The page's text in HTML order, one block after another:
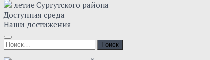
летие Сургутского района
Доступная среда
Наши достижения
Найти: